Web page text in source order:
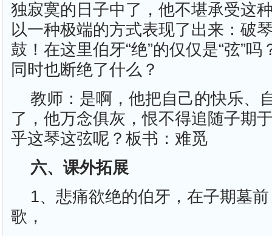
独寂寞的日子中了，他不堪承受这
以一种极端的方式表现了出来：破
鼓！在这里伯牙“绝”的仅仅是“弦”
同时也断绝了什么？
教师：是啊，他把自己的快乐、
了，他万念俱灰，恨不得追随子期
乎这琴这弦呢？板书：难觅
六、课外拓展
1、悲痛欲绝的伯牙，在子期墓
歌，